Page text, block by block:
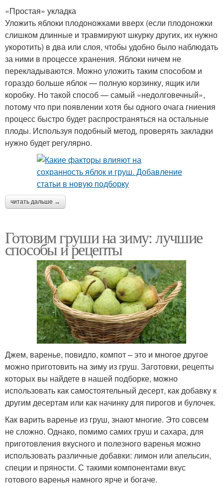
«Простая» укладка
Уложить яблоки плодоножками вверх (если плодоножки
слишком длинные и травмируют шкурку других, их нужно
укоротить) в два или слоя, чтобы удобно было наблюдать
за ними в процессе хранения. Яблоки ничем не
перекладываются. Можно уложить таким способом и
гораздо больше яблок — полную корзинку, ящик или
коробку. Но такой способ — самый «недолговечный»,
потому что при появлении хотя бы одного очага гниения
процесс быстро будет распространяться на остальные
плоды. Используя подобный метод, проверять закладки
нужно будет регулярно.
читать дальше →
Готовим груши на зиму: лучшие
способы и рецепты
Джем, варенье, повидло, компот – это и многое другое
можно приготовить на зиму из груш. Заготовки, рецепты
которых вы найдете в нашей подборке, можно
использовать как самостоятельный десерт, как добавку к
другим десертам или как начинку для пирогов и булочек.
Как варить варенье из груш, знают многие. Это совсем
не сложно. Однако, помимо самих груш и сахара, для
приготовления вкусного и полезного варенья можно
использовать различные добавки: лимон или апельсин,
специи и пряности. С такими компонентами вкус
готового варенья намного ярче и богаче.